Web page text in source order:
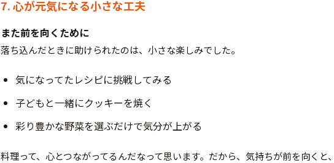
7. 心が元気になる小さな工夫
また前を向くために
落ち込んだときに助けられたのは、小さな楽しみでした。
気になってたレシピに挑戦してみる
子どもと一緒にクッキーを焼く
彩り豊かな野菜を選ぶだけで気分が上がる
料理って、心とつながってるんだなって思います。だから、気持ちが前を向くと